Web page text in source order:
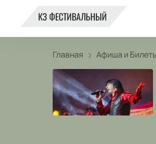
КЗ ФЕСТИВАЛЬНЫЙ
Главная Афиша и